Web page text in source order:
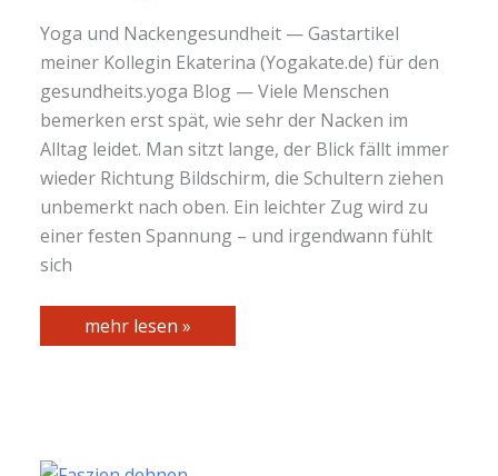
Yoga und Nackengesundheit — Gastartikel
meiner Kollegin Ekaterina (Yogakate.de) für den
gesundheits.yoga Blog — Viele Menschen
bemerken erst spät, wie sehr der Nacken im
Alltag leidet. Man sitzt lange, der Blick fällt immer
wieder Richtung Bildschirm, die Schultern ziehen
unbemerkt nach oben. Ein leichter Zug wird zu
einer festen Spannung – und irgendwann fühlt
sich
Nackengesundheit
mehr lesen »